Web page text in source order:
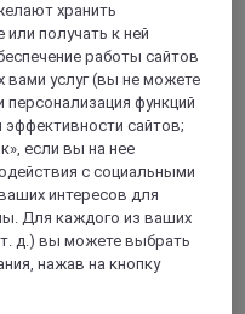
Hotel
хранить
получать к ней
работы сайтов
услуг (вы не можете
персонализация функций
эффективности сайтов;
если вы на нее
с социальными
интересов для
Для каждого из ваших
д.) вы можете выбрать
нажав на кнопку